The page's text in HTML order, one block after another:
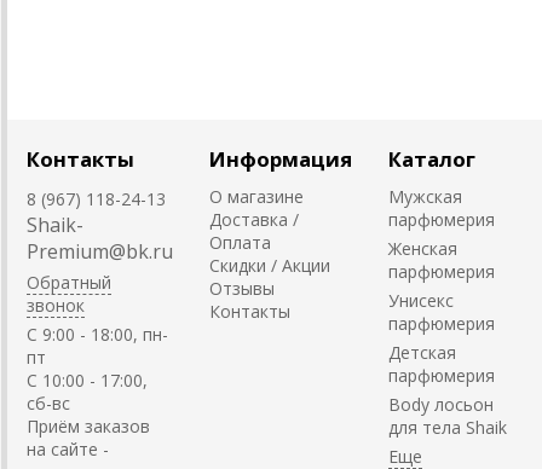
Контакты
8 (967) 118-24-13
Shaik-
Premium@bk.ru
Обратный
звонок
C 9:00 - 18:00, пн-
пт
С 10:00 - 17:00,
сб-вс
Приём заказов
на сайте -
Информация
О магазине
Доставка /
Оплата
Скидки / Акции
Отзывы
Контакты
Каталог
Мужская
парфюмерия
Женская
парфюмерия
Унисекс
парфюмерия
Детская
парфюмерия
Body лосьон
для тела Shaik